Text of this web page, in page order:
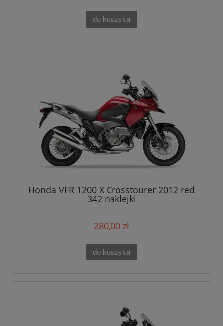
do koszyka
Honda VFR 1200 X Crosstourer 2012 red
342 naklejki
280,00 zł
do koszyka